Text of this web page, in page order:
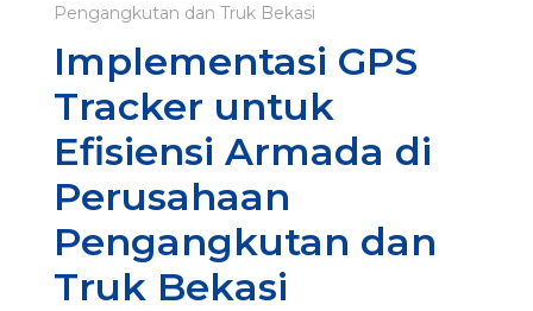
Pengangkutan dan Truk Bekasi
Implementasi GPS
Tracker untuk
Efisiensi Armada di
Perusahaan
Pengangkutan dan
Truk Bekasi